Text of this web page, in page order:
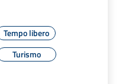
Tempo libero
Turismo